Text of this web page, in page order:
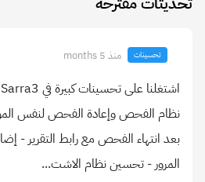
تحسينات منذ 5 months
نظام الفحص وإعادة الفحص لنفس
بعد انتهاء الفحص مع رابط التقرير -
المرور - تحسين نظام الاشت...